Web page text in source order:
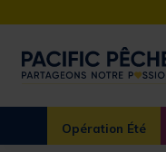
Opération Été